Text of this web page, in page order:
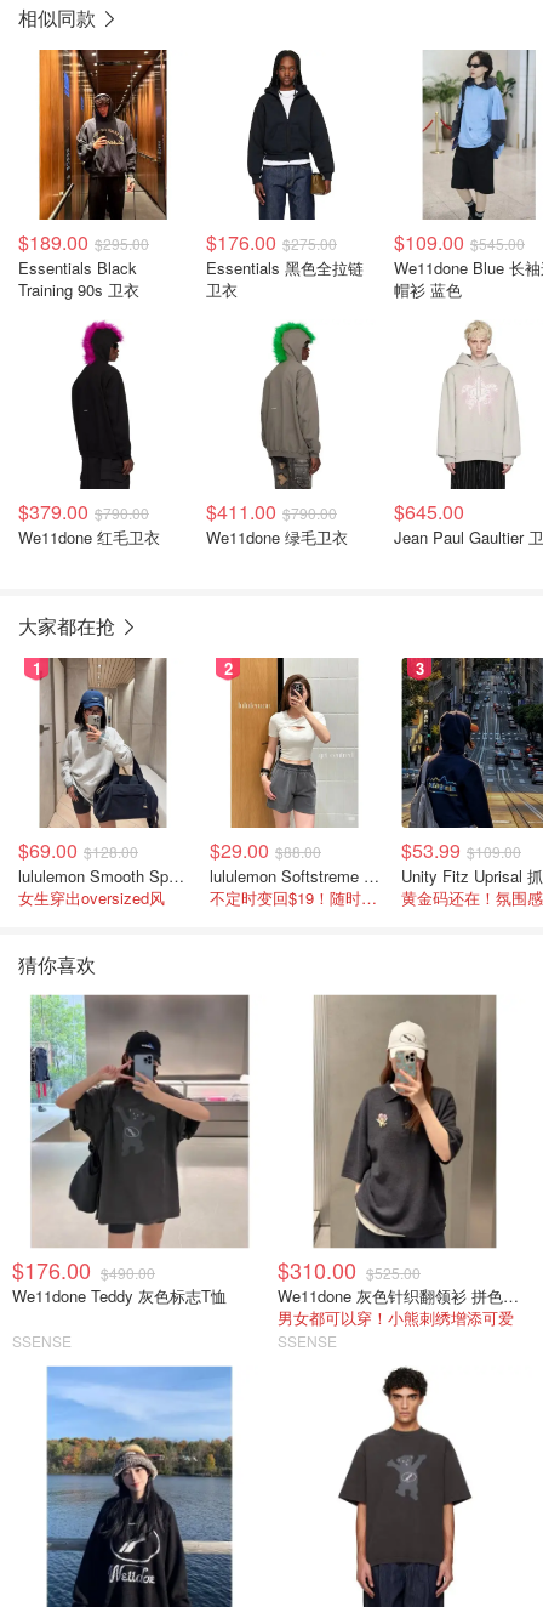
相似同款
$189.00 $295.00
Essentials Black
Training 90s 卫衣
$176.00 $275.00
Essentials 黑色全拉链
卫衣
$109.00 $545.00
We11done Blue 长
帽衫 蓝色
$379.00 $790.00
We11done 红毛卫衣
$411.00 $790.00
We11done 绿毛卫衣
$645.00
Jean Paul Gaultier
大家都在抢
1
$69.00 $128.00
lululemon Smooth Spacer 经典卫衣
女生穿出oversized风
2
$29.00 $88.00
lululemon Softstreme 女士高腰短裤 10cm
不定时变回$19！随时点进来看
3
$53.99 $109.00
猜你喜欢
$176.00 $490.00
We11done Teddy 灰色标志T恤
SSENSE
$310.00 $525.00
We11done 灰色针织翻领衫 拼色细节
男女都可以穿！小熊刺绣增添可爱
SSENSE